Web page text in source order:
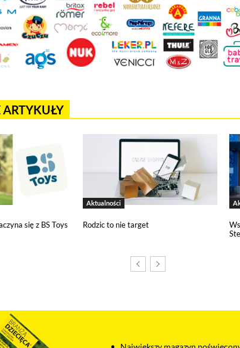
się z BS Toys
Aktualności
Rodzic to nie target
stronie osadzane są multimedia z serwisów YouTube i
pliki cookies pochodzące od ich dostawców. Dostawcy
pliki cookies związane z odtwarzaczami, ale wtedy nie